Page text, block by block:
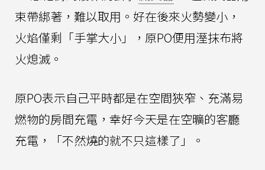
束帶綁著，難以取用。好在後來火勢變小，
火焰僅剩「手掌大小」，原PO便用溼抹布將
火熄滅。
原PO表示自己平時都是在空間狹窄、充滿易
燃物的房間充電，幸好今天是在空曠的客廳
充電，「不然燒的就不只這樣了」。